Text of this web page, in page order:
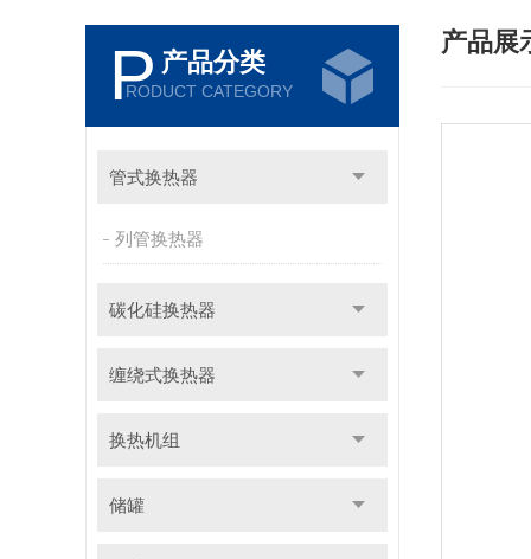
P 产品分类
RODUCT CATEGORY
管式换热器
列管换热器
碳化硅换热器
缠绕式换热器
换热机组
储罐
产品展